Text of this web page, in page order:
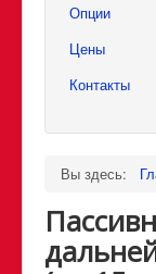
Опции
Цены
Контакты
Вы здесь: